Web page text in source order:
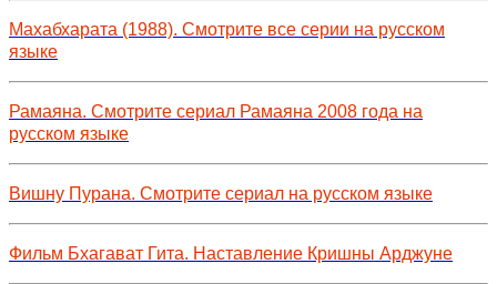
Махабхарата (1988). Смотрите все серии на русском
языке
Рамаяна. Смотрите сериал Рамаяна 2008 года на
русском языке
Вишну Пурана. Смотрите сериал на русском языке
Фильм Бхагават Гита. Наставление Кришны Арджуне